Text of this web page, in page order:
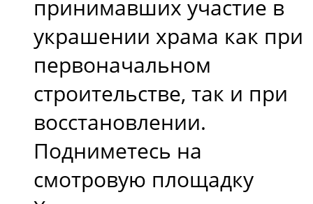
принимавших участие в
украшении храма как при
первоначальном
строительстве, так и при
восстановлении.
Подниметесь на
смотровую площадку